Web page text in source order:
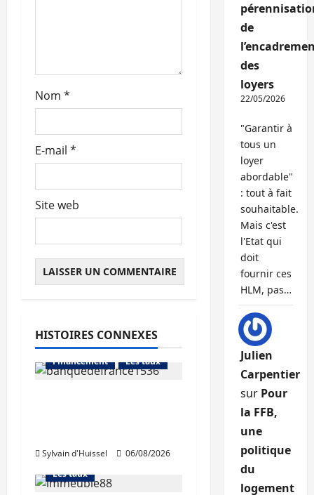
l
e
Nom *
E-mail *
Site web
HISTOIRES CONNEXES
Abonnés
Financement
Les taux
Sylvain d'Huissel 06/08/2026
L'avis des courtiers
Les taux
de
des
loyers
22/05/2026
"Garantir à
tous un
loyer
abordable"
: tout à fait
souhaitable.
Mais c'est
l'Etat qui
doit
fournir ces
HLM, pas…
Julien
Carpentier
sur Pour
la FFB,
une
politique
du
logement